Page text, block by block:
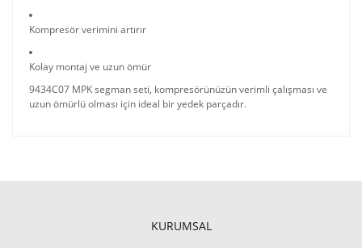
Kompresör verimini artırır
Kolay montaj ve uzun ömür
9434C07 MPK segman seti, kompresörünüzün verimli çalışması ve
uzun ömürlü olması için ideal bir yedek parçadır.
KURUMSAL